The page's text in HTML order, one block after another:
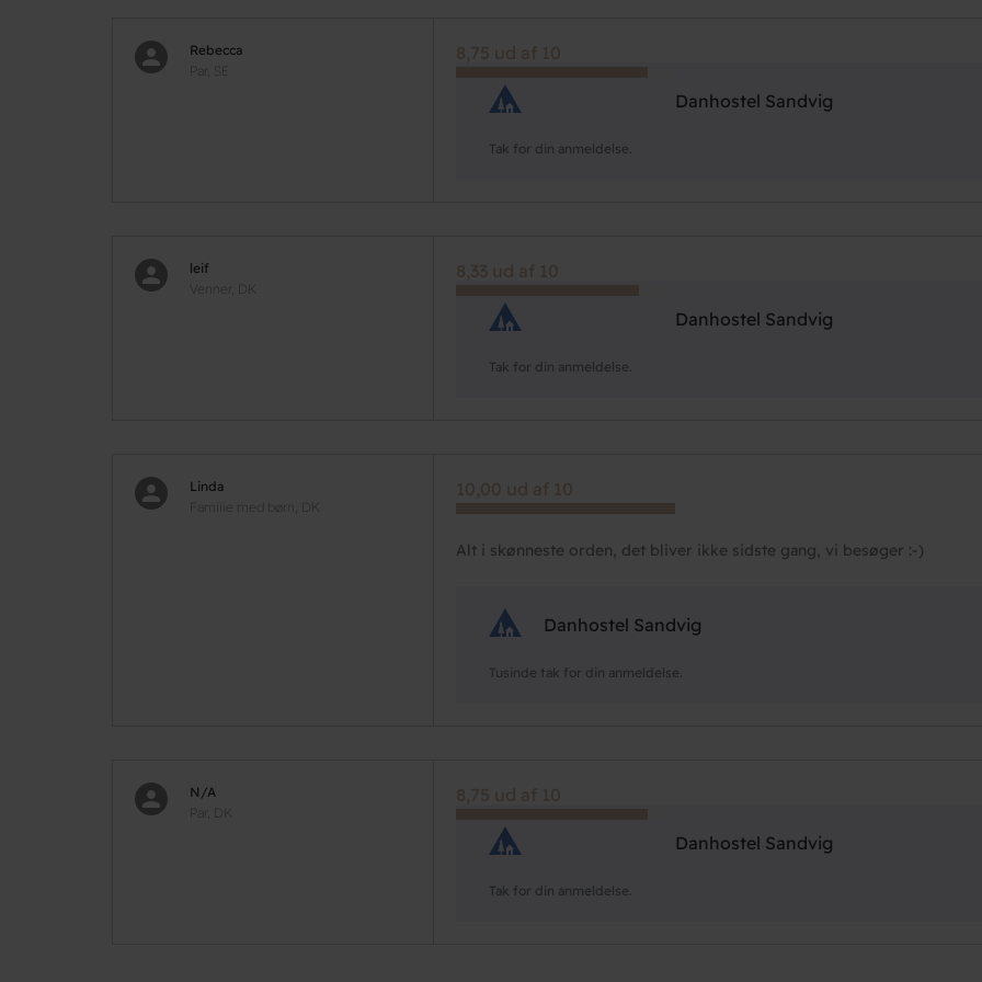
Rebecca
Par, SE
8,75 ud af 10
Danhostel Sandvig
Tak for din anmeldelse.
leif
Venner, DK
8,33 ud af 10
Danhostel Sandvig
Tak for din anmeldelse.
Linda
Familie med børn, DK
10,00 ud af 10
Alt i skønneste orden, det bliver ikke sidste gang, vi besøger :-)
Danhostel Sandvig
Tusinde tak for din anmeldelse.
N/A
Par, DK
8,75 ud af 10
Danhostel Sandvig
Tak for din anmeldelse.